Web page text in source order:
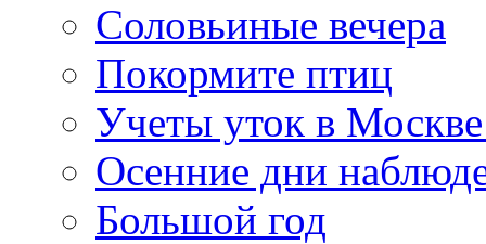
Соловьиные вечера
Покормите птиц
Учеты уток в
Осенние дни
Большой год